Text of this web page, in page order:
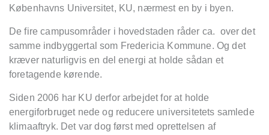
Københavns Universitet, KU, nærmest en by i byen.
De fire campusområder i hovedstaden råder ca. over det
samme indbyggertal som Fredericia Kommune. Og det
kræver naturligvis en del energi at holde sådan et
foretagende kørende.
Siden 2006 har KU derfor arbejdet for at holde
energiforbruget nede og reducere universitetets samlede
klimaaftryk. Det var dog først med oprettelsen af